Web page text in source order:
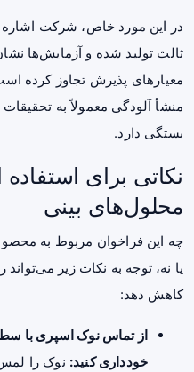
در این مورد خاص، شرکت
ثالث تولید شده و آزمایش‌ها
معیارهای پذیرش تجاوز کرده
منشأ آلودگی معمولاً به
بستگی دارد.
نکاتی برای
محلول‌های بینی
چه این فراخوان مربوط به
یا نه، توجه به نکات زیر
کاهش دهد:
از تماس نوک اسپری با
خودداری کنید: نوک را لمس